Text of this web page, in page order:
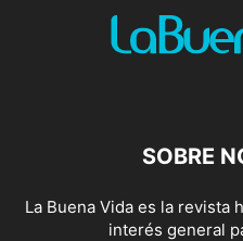
SOBRE
La Buena Vida es la revista
interés general